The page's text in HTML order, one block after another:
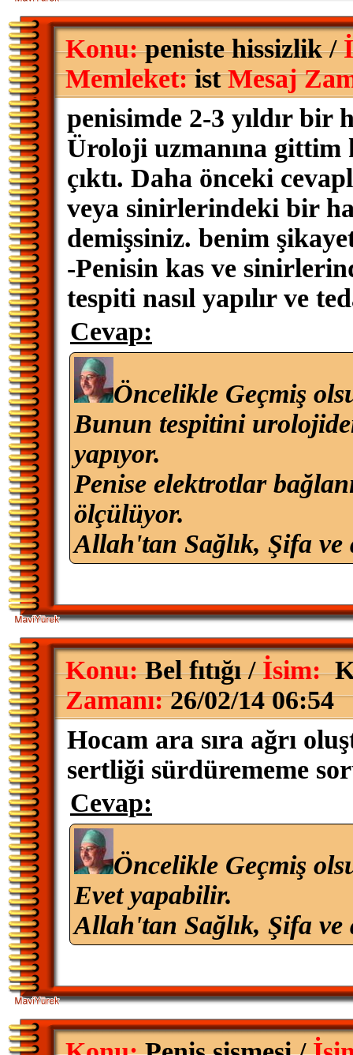
Konu:peniste hissizlik /
Memleket:istMesaj
penisimde 2-3 yıldır bir
Üroloji uzmanına
çıktı. Daha önceki
veya sinirlerindeki bir
demişsiniz. benim
-Penisin kas ve
tespiti nasıl yapılır ve
Cevap:
Öncelikle Geçmiş
Bunun tespitini
yapıyor.
Penise elektrotlar
ölçülüyor.
Allah'tan Sağlık, Şifa
Konu:Bel fıtığı /İsim:
Zamanı:26/02/14 06:54
Hocam ara sıra ağrı
sertliği sürdürememe
Cevap:
Öncelikle Geçmiş
Evet yapabilir.
Allah'tan Sağlık, Şifa